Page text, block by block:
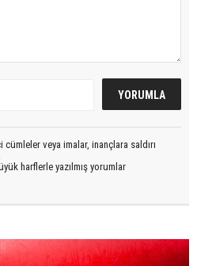
veya imalar, inançlara saldırı
harflerle yazılmış yorumlar